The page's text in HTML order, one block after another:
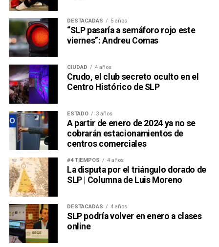
DESTACADAS 5 años
“SLP pasaría a semáforo rojo este
viernes”: Andreu Comas
CIUDAD 4 años
Crudo, el club secreto oculto en el
Centro Histórico de SLP
ESTADO 3 años
A partir de enero de 2024 ya no se
cobrarán estacionamientos de
centros comerciales
#4 TIEMPOS 4 años
La disputa por el triángulo dorado de
SLP | Columna de Luis Moreno
DESTACADAS 4 años
SLP podría volver en enero a clases
online